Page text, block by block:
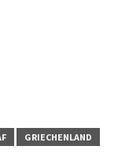
GRIECHENLAND